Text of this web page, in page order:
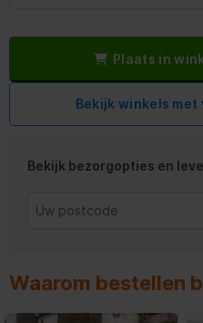
Plaats in
Bekijk winkels met
Bekijk bezorgopties en
Waarom bestellen